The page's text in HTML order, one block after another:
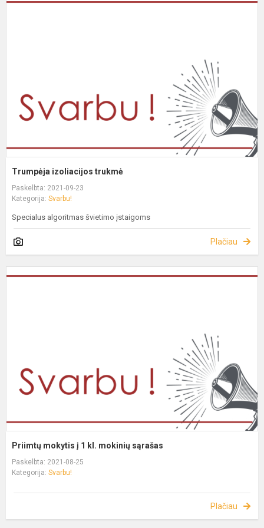
Trumpėja izoliacijos trukmė
Paskelbta: 2021-09-23
Kategorija: Svarbu!
Specialus algoritmas švietimo įstaigoms
Plačiau
Priimtų mokytis į 1 kl. mokinių sąrašas
Paskelbta: 2021-08-25
Kategorija: Svarbu!
Plačiau